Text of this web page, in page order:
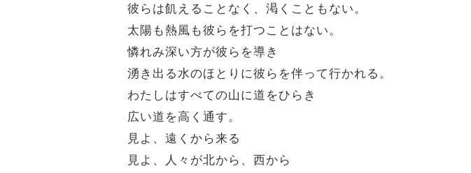
彼らは飢えることなく、渇くこともない。
太陽も熱風も彼らを打つことはない。
憐れみ深い方が彼らを導き
湧き出る水のほとりに彼らを伴って行かれる。
わたしはすべての山に道をひらき
広い道を高く通す。
見よ、遠くから来る
見よ、人々が北から、西から